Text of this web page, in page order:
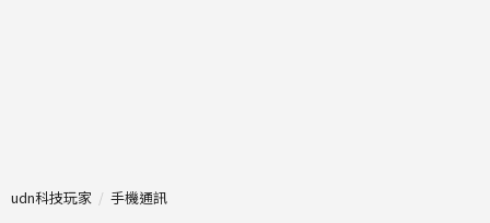
udn科技玩家 手機通訊